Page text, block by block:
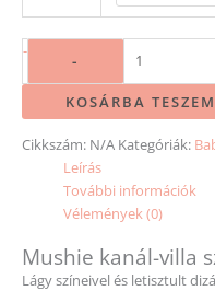
-
-
KOSÁRBA TESZEM
Cikkszám: N/A Kategóriák:
Leírás
További információk
Vélemények (0)
Mushie kanál-villa
Lágy színeivel és letisztult